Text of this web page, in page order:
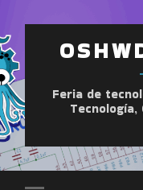
Feria de
Tecnología,